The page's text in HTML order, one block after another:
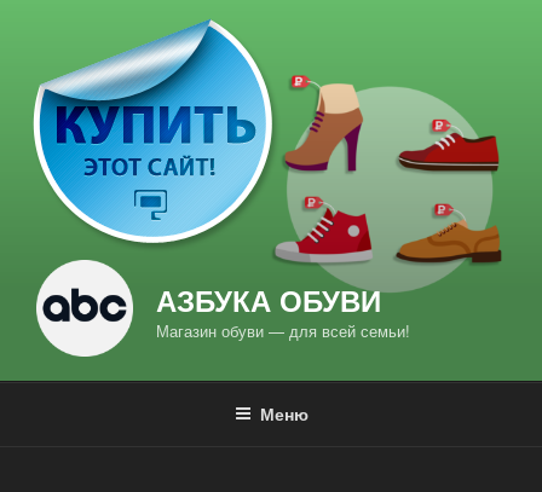
содержимому
АЗБУКА ОБУВИ
Магазин обуви — для всей семьи!
Меню